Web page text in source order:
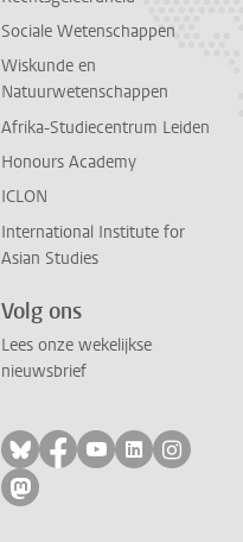
Sociale Wetenschappen
Wiskunde en
Natuurwetenschappen
Afrika-Studiecentrum Leiden
Honours Academy
ICLON
International Institute for
Asian Studies
Volg ons
Lees onze wekelijkse
nieuwsbrief
Volg ons op bluesky
Volg ons op
Volg ons op
Volg ons
Volg
Volg ons op mastodon